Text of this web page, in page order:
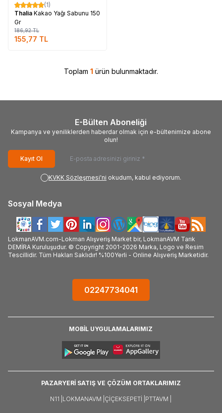
%17
(1)
Thalia Kakao Yağı Sabunu 150
Gr
186,92TL
155,77 TL
Toplam 1 ürün bulunmaktadır.
E-Bülten Aboneliği
Kampanya ve yeniliklerden haberdar olmak için e-bültenimize abone
olun!
Kayıt Ol
KVKK Sözleşmesi'ni okudum, kabul ediyorum.
Sosyal Medya
LokmanAVM.com-Lokman Alışveriş Market bir, LokmanAVM Tarık
DEMİRA Kuruluşudur. © Copyright 2001-2026 Marka, Logo ve Resim
Tescillidir. Tüm Hakları Saklıdır! %100Yerli - Online Alışveriş Marketidir.
02247734041
MOBİL UYGULAMALARIMIZ
PAZARYERİ SATIŞ VE ÇÖZÜM ORTAKLARIMIZ
N11 | LOKMANAVM | ÇIÇEKSEPETI | PTTAVM |